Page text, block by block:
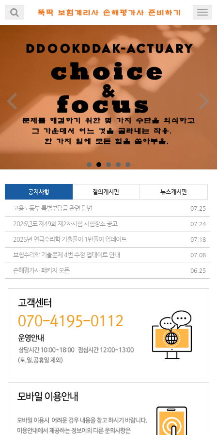
공지사항 질의게시판 뉴스게시판
고용노동부 특별부담금 관련 답변 07.25
2026년도 제49회 제2차시험 시험장소 공고 07.24
2025년 연금수리학 기출풀이 1번풀이 업데이트 07.18
보험수리학 기출문제 4번 수정 업데이트 안내 07.08
손해평가사 패키지 오픈 06.25